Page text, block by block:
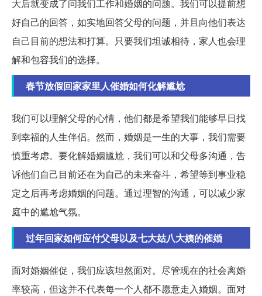
大后就变成了问我们工作和婚姻的问题。我们可以提前想
好自己的回答，如实地回答父母的问题，并且向他们表达
自己目前的想法和打算。只要我们坦诚相待，家人也会理
解和包容我们的选择。
春节放假回家家里人催婚如何化解尴尬
我们可以理解父母的心情，他们都是希望我们能够早日找
到幸福的人生伴侣。然而，婚姻是一生的大事，我们需要
慎重考虑。要化解婚姻尴尬，我们可以和父母多沟通，告
诉他们自己目前还在为自己的未来奋斗，希望等到事业稳
定之后再考虑婚姻的问题。通过理智的沟通，可以减少家
庭中的尴尬气氛。
过年回家如何应付父母以及七大姑八大姨的催婚
面对婚姻催促，我们应该坦然面对。尽管现在的社会离婚
率较高，但这并不代表每一个人都不愿意走入婚姻。面对